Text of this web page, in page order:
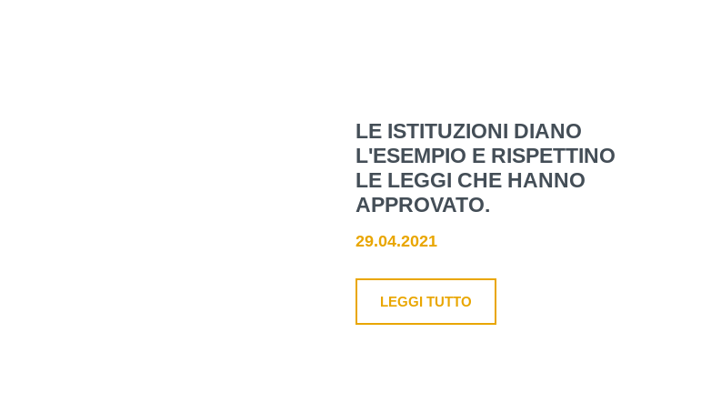
LE ISTITUZIONI DIANO
L'ESEMPIO E RISPETTINO
LE LEGGI CHE HANNO
APPROVATO.
29.04.2021
LEGGI TUTTO